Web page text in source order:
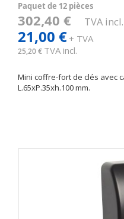
Paquet de 12 pièces
302,40 € TVA incl.
21,00 €+ TVA
25,20 € TVA incl.
Mini coffre-fort de clés avec
L.65xP.35xh.100 mm.